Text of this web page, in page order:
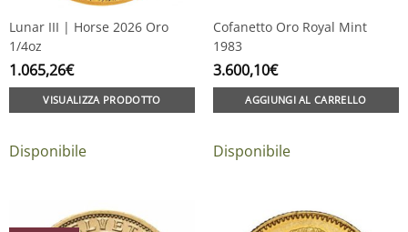
Lunar III | Horse 2026 Oro
1/4oz
1.065,26€
VISUALIZZA PRODOTTO
Disponibile
Cofanetto Oro Royal Mint
1983
3.600,10€
AGGIUNGI AL CARRELLO
Disponibile